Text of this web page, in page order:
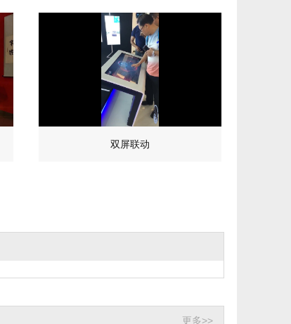
双屏联动
更多>>